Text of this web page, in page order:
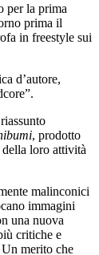
per la prima
prima il
in freestyle sui
d’autore,
, prodotto
loro attività
malinconici
immagini
una nuova
critiche e
Un merito che